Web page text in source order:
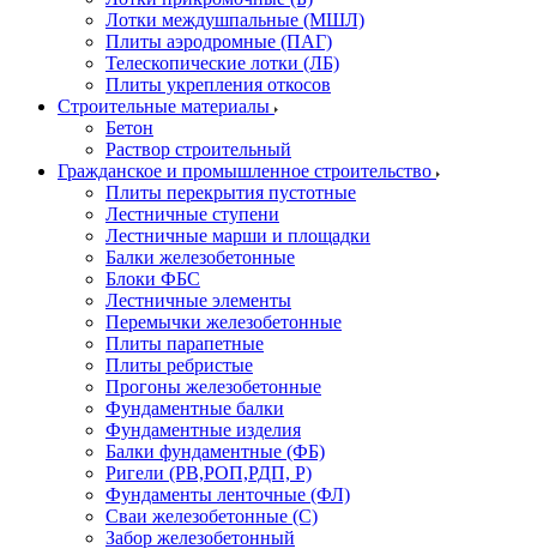
Лотки междушпальные (МШЛ)
Плиты аэродромные (ПАГ)
Телескопические лотки (ЛБ)
Плиты укрепления откосов
Строительные материалы
Бетон
Раствор строительный
Гражданское и промышленное строительство
Плиты перекрытия пустотные
Лестничные ступени
Лестничные марши и площадки
Балки железобетонные
Блоки ФБС
Лестничные элементы
Перемычки железобетонные
Плиты парапетные
Плиты ребристые
Прогоны железобетонные
Фундаментные балки
Фундаментные изделия
Балки фундаментные (ФБ)
Ригели (РВ,РОП,РДП, Р)
Фундаменты ленточные (ФЛ)
Сваи железобетонные (С)
Забор железобетонный